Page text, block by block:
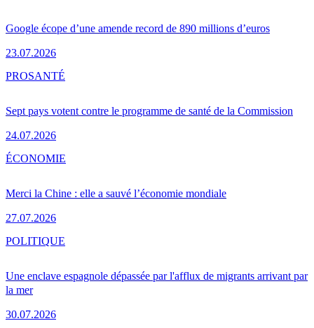
Google écope d’une amende record de 890 millions d’euros
23.07.2026
Sept pays votent contre le programme de santé de la Commission
24.07.2026
PROSANTÉ
Merci la Chine : elle a sauvé l’économie mondiale
27.07.2026
ÉCONOMIE
Une enclave espagnole dépassée par l'afflux de migrants arrivant par
la mer
30.07.2026
POLITIQUE